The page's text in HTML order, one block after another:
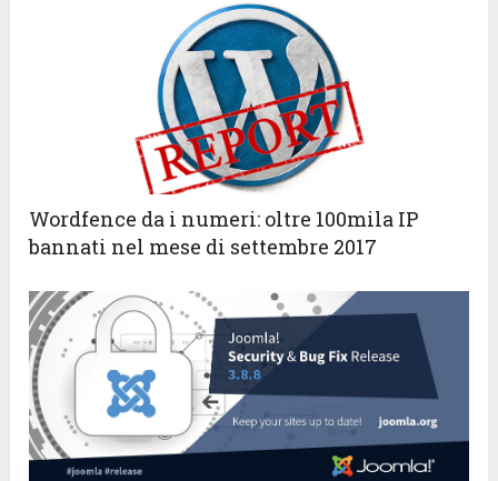
Wordfence da i numeri: oltre 100mila IP
bannati nel mese di settembre 2017